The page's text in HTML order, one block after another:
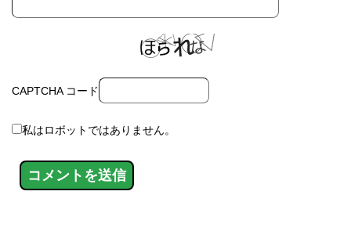
CAPTCHA コード
私はロボットではありません。